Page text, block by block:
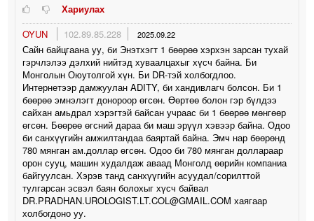
Хариулах
OYUN
102.89.85.228 2025.09.22
Сайн байцгаана уу, би Энэтхэгт 1 бөөрөө хэрхэн зарсан тухай
гэрчлэлээ дэлхий нийтэд хуваалцахыг хүсч байна. Би
Монголын Оюутолгой хүн. Би DR-тэй холбогдлоо.
Интернетээр дамжуулан ADITY, би хандивлагч болсон. Би 1
бөөрөө эмнэлэгт донороор өгсөн. Өөртөө болон гэр бүлдээ
сайхан амьдрал хэрэгтэй байсан учраас би 1 бөөрөө мөнгөөр
өгсөн. Бөөрөө өгсний дараа би маш эрүүл хэвээр байна. Одоо
би санхүүгийн амжилтандаа баяртай байна. Эмч нар бөөрөнд
780 мянган ам.доллар өгсөн. Одоо би 780 мянган доллараар
орон сууц, машин худалдаж аваад Монголд өөрийн компаниа
байгуулсан. Хэрэв танд санхүүгийн асуудал/сорилттой
тулгарсан эсвэл баян болохыг хүсч байвал
DR.PRADHAN.UROLOGIST.LT.COL@GMAIL.COM хаягаар
холбогдоно уу.